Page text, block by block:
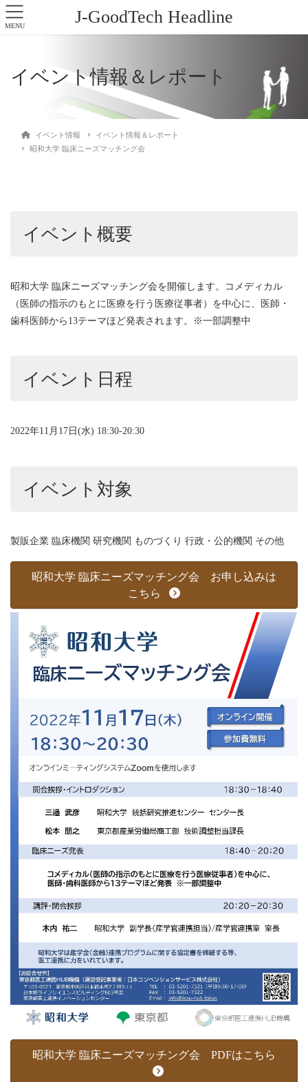
J-GoodTech Headline
イベント情報＆レポート
イベント情報
イベント情報＆レポート
昭和大学 臨床ニーズマッチング会
イベント概要
昭和大学 臨床ニーズマッチング会を開催します。コメディカル
（医師の指示のもとに医療を行う医療従事者）を中心に、医師・
歯科医師から13テーマほど発表されます。※一部調整中
イベント日程
2022年11月17日(水) 18:30-20:30
イベント対象
製販企業 臨床機関 研究機関 ものづくり 行政・公的機関 その他
昭和大学 臨床ニーズマッチング会 お申し込みは
こちら
昭和大学 臨床ニーズマッチング会 PDFはこちら
MENU